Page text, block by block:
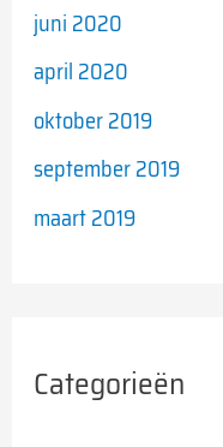
juni 2020
april 2020
oktober 2019
september 2019
maart 2019
Categorieën